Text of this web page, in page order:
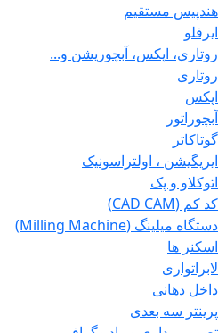
هندپیس مستقیم
ایرفلو
روتاری، اپکس، آبچوریشن و...
روتاری
اپکس
آبچوراتور
گوتاکاتر
ایریگیشن ، اولتراسونیک
اتوکلاو و پک
کد کم (CAD CAM)
دستگاه میلینگ (Milling Machine)
اسکنر ها
لابراتواری
داخل دهانی
پرینتر سه بعدی